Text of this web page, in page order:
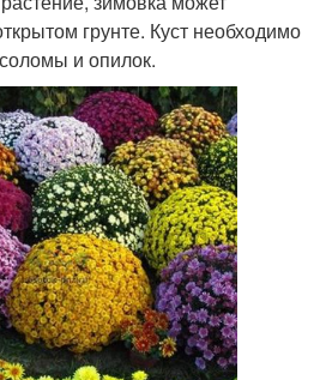
грунте. Куст необходимо
и опилок.